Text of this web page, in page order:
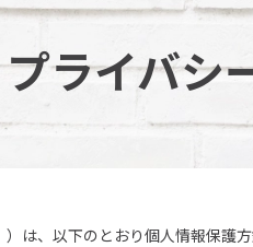
プライバシ
は、以下のとおり個人情報保